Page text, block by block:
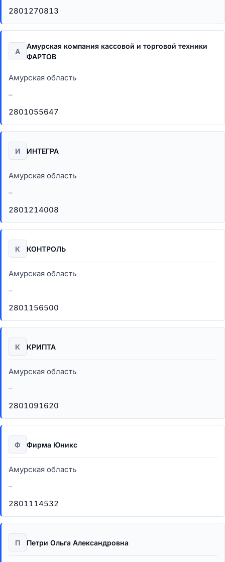
2801270813
А
Амурская компания кассовой и торговой техники
ФАРТОВ
Амурская область
–
2801055647
И ИНТЕГРА
Амурская область
–
2801214008
К КОНТРОЛЬ
Амурская область
–
2801156500
К КРИПТА
Амурская область
–
2801091620
Ф Фирма Юникс
Амурская область
–
2801114532
П Петри Ольга Александровна